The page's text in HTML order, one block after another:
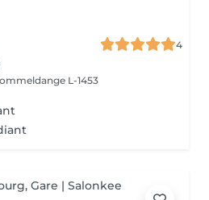
4
L-1453